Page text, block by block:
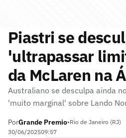
Piastri se
'ultrapassar
da McLaren na
Australiano se desculpa ainda
'muito marginal' sobre Lando
PorGrande Premio•Rio de Janeiro (RJ)
30/06/202509:57